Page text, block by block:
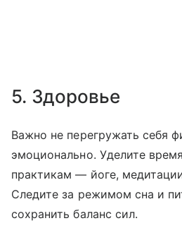
5. Здоровье
Важно не перегружать себя
эмоционально. Уделите
практикам — йоге,
Следите за режимом сна и
сохранить баланс сил.